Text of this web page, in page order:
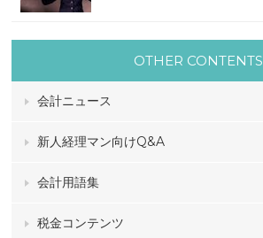
OTHER CONTENTS
会計ニュース
新人経理マン向けQ&A
会計用語集
税金コンテンツ